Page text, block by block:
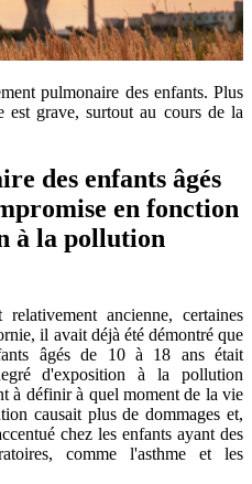
pulmonaire des enfants. Plus
est grave, surtout au cours de la
des enfants âgés
en fonction
à la pollution
ancienne, certaines
il avait déjà été démontré que
âgés de 10 à 18 ans était
d'exposition à la pollution
à définir à quel moment de la vie
causait plus de dommages et,
chez les enfants ayant des
comme l'asthme et les